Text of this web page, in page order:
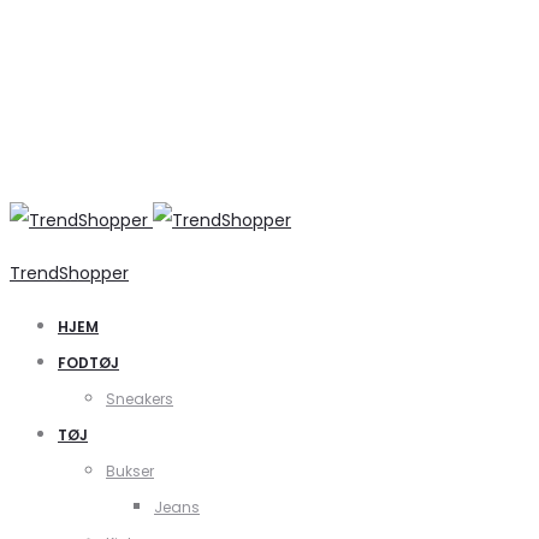
TrendShopper
HJEM
FODTØJ
Sneakers
TØJ
Bukser
Jeans